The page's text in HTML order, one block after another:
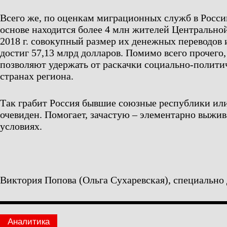
Всего же, по оценкам миграционных служб в
основе находится более 4 млн жителей
2018 г. совокупный размер их денежных
достиг 57,13 млрд долларов. Помимо всего
позволяют удержать от раскачки социально-
странах региона.
Так грабит Россия бывшие союзные республики
очевиден. Помогает, зачастую – элементарно
условиях.
Виктория Попова (Ольга Сухаревская),
Аналитика